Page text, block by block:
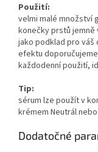
Použití:
velmi malé množství
konečky prstů
jako podklad pro váš
efektu
každodenní použití,
Tip:
sérum lze použít v
krémem Neutrál
Dodatočné